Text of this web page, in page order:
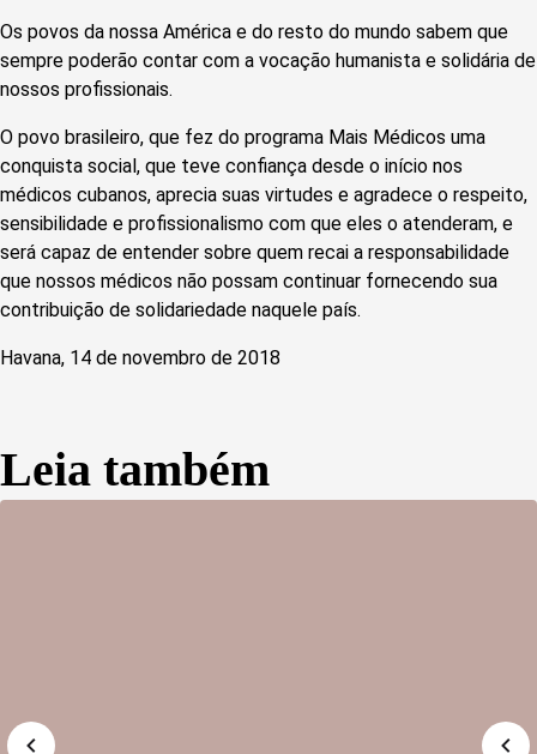
Os povos da nossa América e do resto do mundo sabem que
sempre poderão contar com a vocação humanista e solidária de
nossos profissionais.
O povo brasileiro, que fez do programa Mais Médicos uma
conquista social, que teve confiança desde o início nos
médicos cubanos, aprecia suas virtudes e agradece o respeito,
sensibilidade e profissionalismo com que eles o atenderam, e
será capaz de entender sobre quem recai a responsabilidade
que nossos médicos não possam continuar fornecendo sua
contribuição de solidariedade naquele país.
Havana, 14 de novembro de 2018
Leia também